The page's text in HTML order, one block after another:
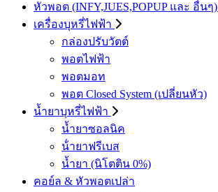
หัวพอต (INFY,JUES,POPUP และ อื่นๆ)
เครื่องบุหรี่ไฟฟ้า
กล่องปรับวัตต์
พอตไฟฟ้า
พอตมอท
พอต Closed System (เปลี่ยนหัว)
น้ำยาบุหรี่ไฟฟ้า
น้ำยาซอลนิค
น้ํายาฟรีเบส
น้ำยา (นิโตติน 0%)
คอย์ล & หัวพอตเปล่า